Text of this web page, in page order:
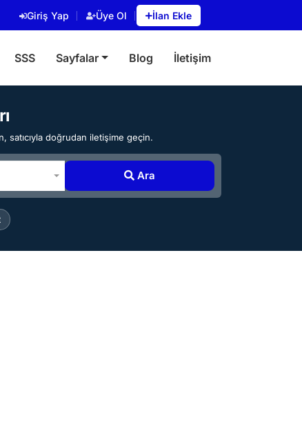
Giriş Yap Üye Ol İlan Ekle
SSS Sayfalar Blog İletişim
doğrudan iletişime geçin.
Ara